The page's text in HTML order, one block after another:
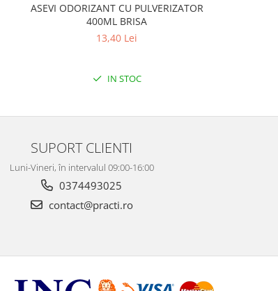
ASEVI ODORIZANT CU PULVERIZATOR
400ML BRISA
13,40 Lei
IN STOC
SUPORT CLIENTI
Luni-Vineri, în intervalul 09:00-16:00
0374493025
contact@practi.ro